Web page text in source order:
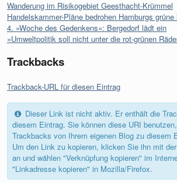
Wanderung im Risikogebiet Geesthacht-Krümmel
Handelskammer-Pläne bedrohen Hamburgs grüne
4. »Woche des Gedenkens«: Bergedorf lädt ein
»Umweltpolitik soll nicht unter die rot-grünen
Trackbacks
Trackback-URL für diesen Eintrag
Dieser Link ist nicht aktiv. Er enthält die
diesem Eintrag. Sie können diese URI
Trackbacks von Ihrem eigenen Blog zu diesem
Um den Link zu kopieren, klicken Sie ihn mit
an und wählen "Verknüpfung kopieren" im
"Linkadresse kopieren" in Mozilla/Firefox.